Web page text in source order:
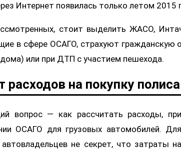
Интернет появилась только летом 2015
стоит выделить ЖАСО,
в сфере ОСАГО, страхуют гражданскую
или при ДТП с участием пешехода.
расходов на покупку полиса
вопрос — как рассчитать расходы, при
ОСАГО для грузовых автомобилей. Для
не секрет, что затраты на